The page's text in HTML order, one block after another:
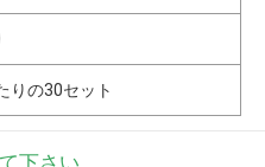
りの30セット
下さい